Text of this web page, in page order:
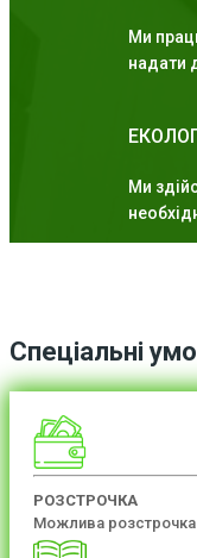
Ми
надати
Ми
Спеціальні
РОЗСТРОЧКА
Можлива розстрочка